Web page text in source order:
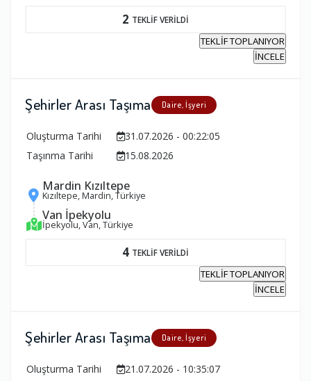
2 TEKLİF VERİLDİ
TEKLİF TOPLANIYOR
İNCELE
Şehirler Arası Taşıma Daire, İşyeri
Oluşturma Tarihi
31.07.2026 - 00:22:05
Taşınma Tarihi
15.08.2026
Mardin Kızıltepe
Kızıltepe, Mardin, Türkiye
Van İpekyolu
İpekyolu, Van, Türkiye
4 TEKLİF VERİLDİ
TEKLİF TOPLANIYOR
İNCELE
Şehirler Arası Taşıma Daire, İşyeri
Oluşturma Tarihi
21.07.2026 - 10:35:07